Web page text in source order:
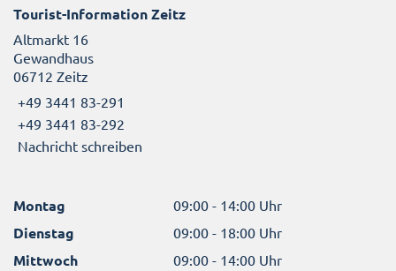
Tourist-Information Zeitz
Altmarkt 16
Gewandhaus
06712 Zeitz
+49 3441 83-291
+49 3441 83-292
Nachricht schreiben
Montag 09:00 - 14:00 Uhr
Dienstag 09:00 - 18:00 Uhr
Mittwoch 09:00 - 14:00 Uhr